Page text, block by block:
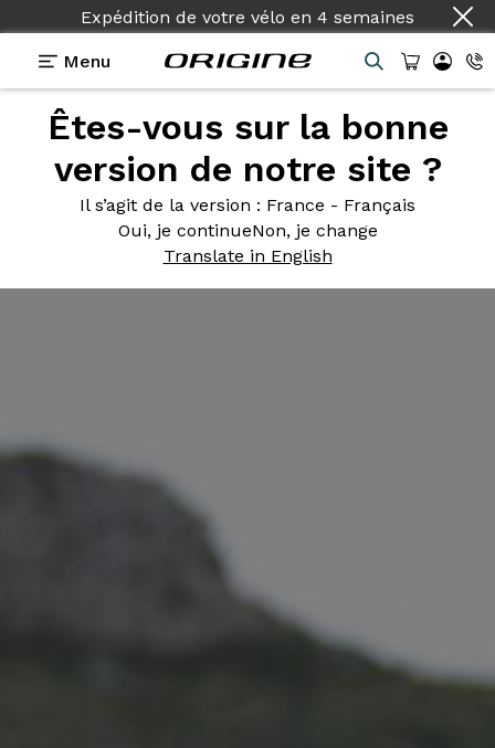
Expédition de votre vélo en 4 semaines
Menu
Êtes-vous sur la bonne
version de notre site ?
Il s’agit de la version : France - Français
Oui, je continueNon, je change
Translate in English